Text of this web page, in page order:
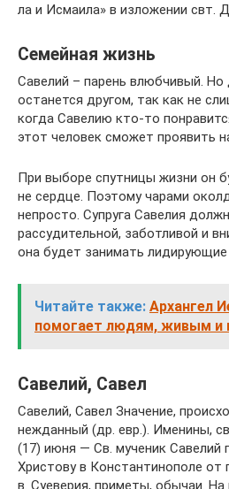
ла и Ис­ма­и­ла» в из­ло­же­нии свт.
Семейная жизнь
Савелий – парень влюбчивый. Но
останется другом, так как не
когда Савелию кто-то
этот человек сможет проявить
При выборе спутницы жизни он
не сердце. Поэтому чарами
непросто. Супруга Савелия
рассудительной, заботливой и
она будет занимать лидирующие
Читайте также: Архангел
помогает людям, живым и
Савелий, Савел
Савелий, Савел Значение,
нежданный (др. евр.). Именины,
(17) июня — Св. мученик Савелий
Христову в Константинополе от
в. Суеверия, приметы, обычаи. На